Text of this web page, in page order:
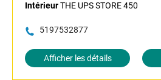
IntérieurTHE UPS STORE 450
5197532877
Afficher les détails